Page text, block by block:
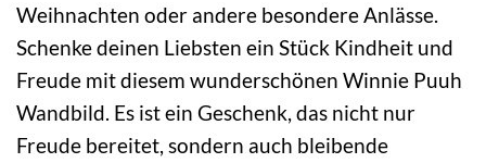
Weihnachten oder andere besondere Anlässe.
Schenke deinen Liebsten ein Stück Kindheit und
Freude mit diesem wunderschönen Winnie Puuh
Wandbild. Es ist ein Geschenk, das nicht nur
Freude bereitet, sondern auch bleibende